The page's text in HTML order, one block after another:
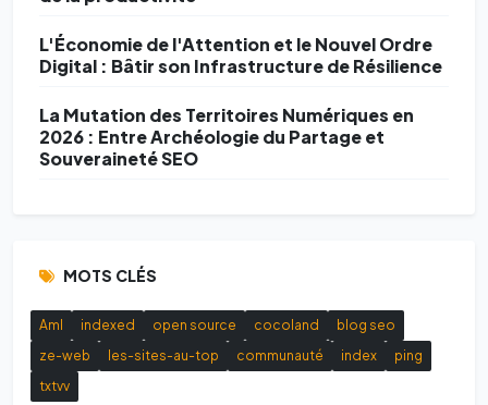
L'Économie de l'Attention et le Nouvel Ordre
Digital : Bâtir son Infrastructure de Résilience
La Mutation des Territoires Numériques en
2026 : Entre Archéologie du Partage et
Souveraineté SEO
MOTS CLÉS
AmI indexed open source cocoland
blog seo
ze-web
les-sites-au-top communauté index
ping
txtvv